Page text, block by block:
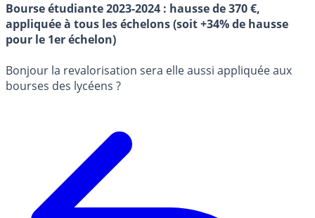
Bourse étudiante 2023-2024 : hausse de 370 €,
appliquée à tous les échelons (soit +34% de hausse
pour le 1er échelon)
Bonjour la revalorisation sera elle aussi appliquée aux
bourses des lycéens ?